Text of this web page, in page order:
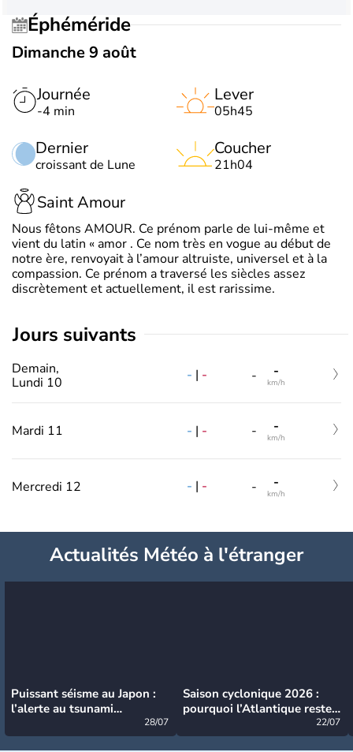
Éphéméride
Dimanche 9 août
Journée
-4 min
Dernier
croissant de Lune
Lever
05h45
Coucher
21h04
Saint Amour
Nous fêtons AMOUR. Ce prénom parle de lui-même et
vient du latin « amor . Ce nom très en vogue au début de
notre ère, renvoyait à l’amour altruiste, universel et à la
compassion. Ce prénom a traversé les siècles assez
discrètement et actuellement, il est rarissime.
jours suivants
Demain,
Lundi 10
- | - - -
km/h
Mardi 11 - | - - -
km/h
Mercredi 12 - | - - -
km/h
Actualités Météo à l'étranger
Puissant séisme au Japon :
l’alerte au tsunami
28/07
Saison cyclonique 2026 :
pourquoi l’Atlantique reste
22/07